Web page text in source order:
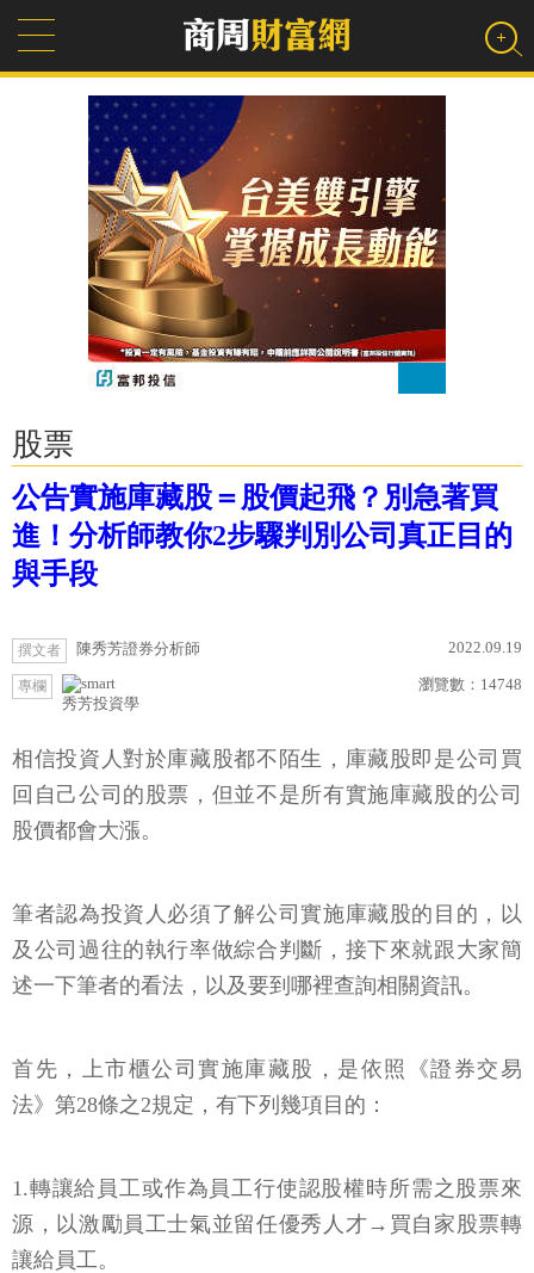
股票
公告實施庫藏股＝股價起飛？別急著買
進！分析師教你2步驟判別公司真正目的
與手段
撰文者 陳秀芳證券分析師 2022.09.19
專欄
秀芳投資學
瀏覽數： 14748
相信投資人對於庫藏股都不陌生，庫藏股即是公司買
回自己公司的股票，但並不是所有實施庫藏股的公司
股價都會大漲。
筆者認為投資人必須了解公司實施庫藏股的目的，以
及公司過往的執行率做綜合判斷，接下來就跟大家簡
述一下筆者的看法，以及要到哪裡查詢相關資訊。
首先，上市櫃公司實施庫藏股，是依照《證券交易
法》第28條之2規定，有下列幾項目的：
1.轉讓給員工或作為員工行使認股權時所需之股票來
源，以激勵員工士氣並留任優秀人才→買自家股票轉
讓給員工。